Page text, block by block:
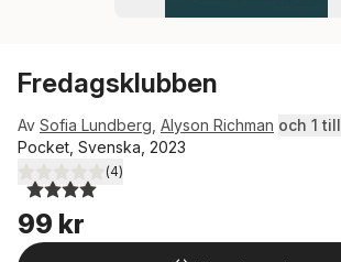
Fredagsklubben
Av Sofia Lundberg Alyson Richman och 1 till
Pocket, Svenska, 2023
4,0utav 5 stjärnor. Totalt antal röster:
(4)
99 kr